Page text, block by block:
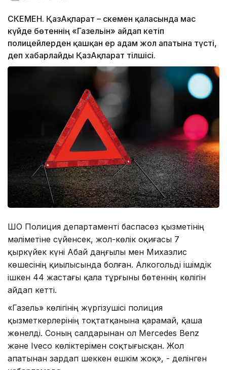
ӨСКЕМЕН. ҚазАқпарат – Өскемен қаласында мас
күйде бөтеннің «Газельін» айдап кетіп
полицейлерден қашқан ер адам жол апатына түсті,
деп хабарлайды ҚазАқпарат тілшісі.
ШҚО Полиция департаменті баспасөз қызметінің
мәліметіне сүйенсек, жол-көлік оқиғасы 7
қыркүйек күні Абай даңғылы мен Михаэлис
көшесінің қиылысында болған. Алкогольді ішімдік
ішкен 44 жастағы қала тұрғыны бөтеннің көлігін
айдап кетті.
«Газель» көлігінің жүргізушісі полиция
қызметкерлерінің тоқтатқанына қарамай, қаша
жөнелді. Соның салдарынан ол Mercedes Benz
және Iveco көліктерімен соқтығысқан. Жол
апатынан зардап шеккен ешкім жоқ», - делінген